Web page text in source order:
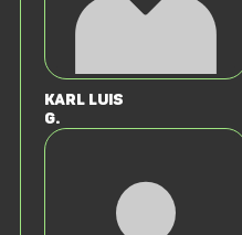
Karl Luis
G.